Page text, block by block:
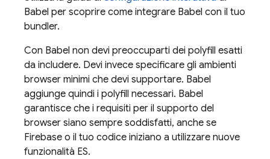
Babel per scoprire come integrare Babel con il tuo
bundler.
Con Babel non devi preoccuparti dei polyfill esatti
da includere. Devi invece specificare gli ambienti
browser minimi che devi supportare. Babel
aggiunge quindi i polyfill necessari. Babel
garantisce che i requisiti per il supporto del
browser siano sempre soddisfatti, anche se
Firebase o il tuo codice iniziano a utilizzare nuove
funzionalità ES.